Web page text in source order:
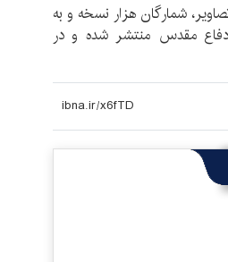
انضمام تصاویر، شمارگان هزار نسخه و به
دفاع مقدس منتشر شده و در